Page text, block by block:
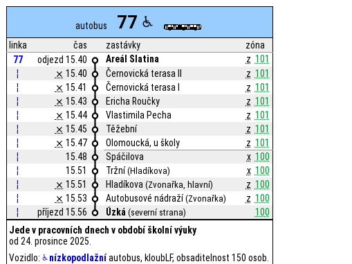
autobus 77
linka čas zastávky
zóna
77
odjezd 15.40 Areál Slatina z 101
¦
⨯ 15.40 Černovická terasa II z 101
¦
⨯ 15.41 Černovická terasa I z 101
¦
⨯ 15.43 Ericha Roučky z 101
¦
⨯ 15.44 Vlastimila Pecha z 101
¦
⨯ 15.45 Těžební z 101
¦
⨯ 15.47 Olomoucká, u školy z 101
¦
15.48 Spáčilova x 100
¦
15.51 Tržní(Hladíkova) x 100
¦
⨯ 15.51 Hladíkova(Zvonařka, hlavní) z 100
¦
⨯ 15.53 Autobusové nádraží(Zvonařka) z 100
¦
příjezd 15.56 Úzká (severní strana)
100
Jede v pracovních dnech v období školní výuky
od 24. prosince 2025.
Vozidlo: nízkopodlažníautobus, kloubLF, obsaditelnost 150 osob.